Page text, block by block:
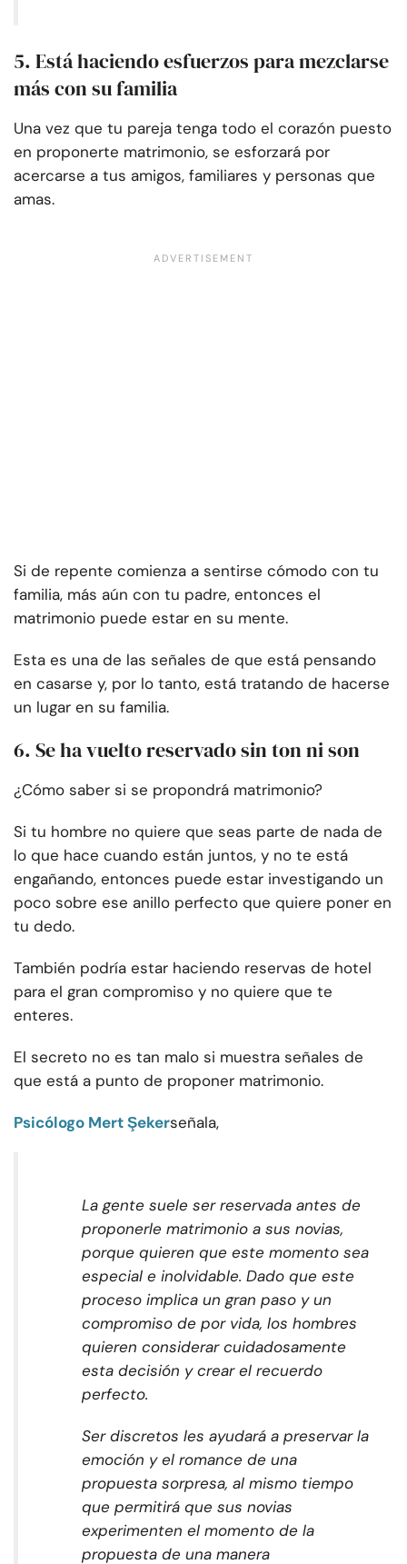
5. Está haciendo esfuerzos para mezclarse
más con su familia
Una vez que tu pareja tenga todo el corazón puesto
en proponerte matrimonio, se esforzará por
acercarse a tus amigos, familiares y personas que
amas.
Si de repente comienza a sentirse cómodo con tu
familia, más aún con tu padre, entonces el
matrimonio puede estar en su mente.
Esta es una de las señales de que está pensando
en casarse y, por lo tanto, está tratando de hacerse
un lugar en su familia.
6. Se ha vuelto reservado sin ton ni son
¿Cómo saber si se propondrá matrimonio?
Si tu hombre no quiere que seas parte de nada de
lo que hace cuando están juntos, y no te está
engañando, entonces puede estar investigando un
poco sobre ese anillo perfecto que quiere poner en
tu dedo.
También podría estar haciendo reservas de hotel
para el gran compromiso y no quiere que te
enteres.
El secreto no es tan malo si muestra señales de
que está a punto de proponer matrimonio.
Psicólogo Mert Şekerseñala,
La gente suele ser reservada antes de
proponerle matrimonio a sus novias,
porque quieren que este momento sea
especial e inolvidable. Dado que este
proceso implica un gran paso y un
compromiso de por vida, los hombres
quieren considerar cuidadosamente
esta decisión y crear el recuerdo
perfecto.
Ser discretos les ayudará a preservar la
emoción y el romance de una
propuesta sorpresa, al mismo tiempo
que permitirá que sus novias
experimenten el momento de la
propuesta de una manera